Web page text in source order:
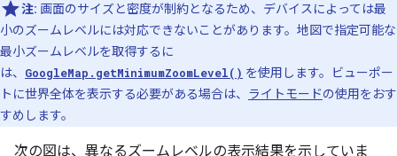
注: 画面のサイズと密度が制約となるため、デバイスによっては最
小のズームレベルには対応できないことがあります。地図で指定可能な
最小ズームレベルを取得するに
は、 GoogleMap.getMinimumZoomLevel() を使用します。ビューポー
トに世界全体を表示する必要がある場合は、 ライトモードの使用をおす
すめします。
次の図は、異なるズームレベルの表示結果を示していま